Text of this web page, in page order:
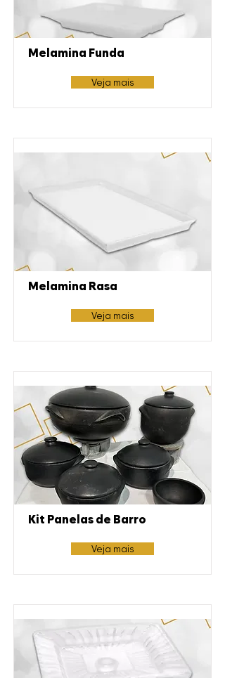
Melamina Funda
Veja mais
Melamina Rasa
Veja mais
Kit Panelas de Barro
Veja mais